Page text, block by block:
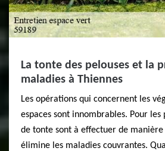
La tonte des pelouses et la
maladies à Thiennes
Les opérations qui concernent les
espaces sont innombrables. Pour les
de tonte sont à effectuer de
élimine les maladies couvrantes.